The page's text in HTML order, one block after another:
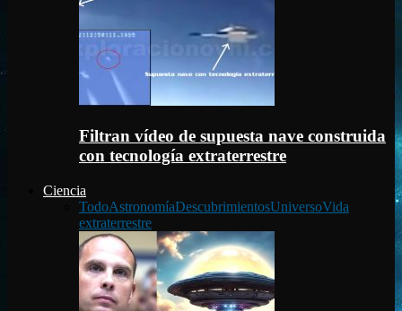
Filtran vídeo de supuesta nave construida
con tecnología extraterrestre
Ciencia
TodoAstronomíaDescubrimientosUniversoVida
extraterrestre